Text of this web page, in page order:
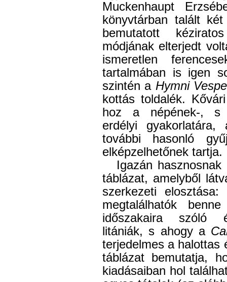
Muckenhaupt
könyvtárban talált
bemutatott
módjának elterjedt
ismeretlen
tartalmában is igen
szintén a Hymni
kottás toldalék.
hoz a népének-, s
erdélyi
további hasonló
elképzelhetőnek tartja.
Igazán
táblázat, amelyből
szerkezeti elosztása:
megtalálhatók
időszakaira szóló
litániák, s ahogy a
terjedelmes a halottas
táblázat bemutatja,
kiadásaiban hol